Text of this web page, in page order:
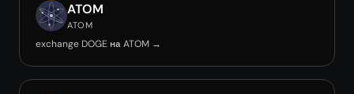
ATOM
ATOM
exchange DOGE на ATOM →